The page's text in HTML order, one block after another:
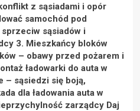
z sąsiadami i opór
samochód pod
sąsiadów i
3. Mieszkańcy bloków
– obawy przed pożarem i
ładowarki do auta w
– sąsiedzi się boją,
dla ładowania auta w
zarządcy Daj